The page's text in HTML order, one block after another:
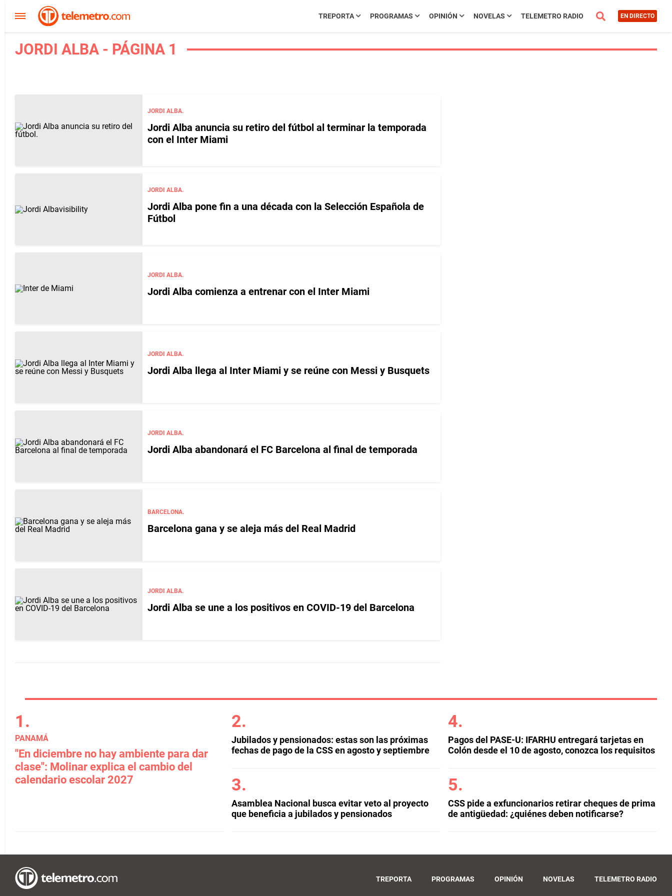
TREPORTA PROGRAMAS OPINIÓN NOVELAS TELEMETRO RADIO EN DIRECTO
JORDI ALBA - PÁGINA 1
JORDI ALBA.
Jordi Alba anuncia su retiro del fútbol al terminar la temporada
con el Inter Miami
JORDI ALBA.
Jordi Alba pone fin a una década con la Selección Española de
Fútbol
JORDI ALBA.
Jordi Alba comienza a entrenar con el Inter Miami
JORDI ALBA.
Jordi Alba llega al Inter Miami y se reúne con Messi y Busquets
JORDI ALBA.
Jordi Alba abandonará el FC Barcelona al final de temporada
BARCELONA.
Barcelona gana y se aleja más del Real Madrid
JORDI ALBA.
Jordi Alba se une a los positivos en COVID-19 del Barcelona
PANAMÁ
"En diciembre no hay ambiente para dar
clase": Molinar explica el cambio del
calendario escolar 2027
Jubilados y pensionados: estas son las próximas
fechas de pago de la CSS en agosto y septiembre
Asamblea Nacional busca evitar veto al proyecto
que beneficia a jubilados y pensionados
Pagos del PASE-U: IFARHU entregará tarjetas en
Colón desde el 10 de agosto, conozca los requisitos
CSS pide a exfuncionarios retirar cheques de prima
de antigüedad: ¿quiénes deben notificarse?
TREPORTA PROGRAMAS OPINIÓN NOVELAS TELEMETRO RADIO